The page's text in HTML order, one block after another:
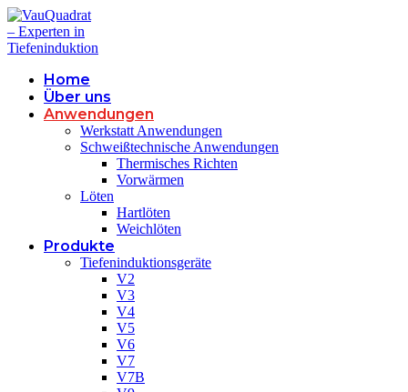
Home
Über uns
Anwendungen
Werkstatt Anwendungen
Schweißtechnische Anwendungen
Thermisches Richten
Vorwärmen
Löten
Hartlöten
Weichlöten
Produkte
Tiefeninduktionsgeräte
V2
V3
V4
V5
V6
V7
V7B